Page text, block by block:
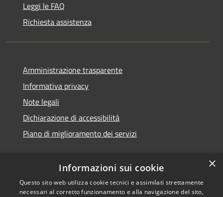
Leggi le FAQ
Richiesta assistenza
Amministrazione trasparente
Informativa privacy
Note legali
Dichiarazione di accessibilità
Piano di miglioramento dei servizi
RSS
Copyright © 2026 • Comune di
×
Informazioni sui cookie
Questo sito web utilizza cookie tecnici e assimilati strettamente
necessari al corretto funzionamento e alla navigazione del sito,